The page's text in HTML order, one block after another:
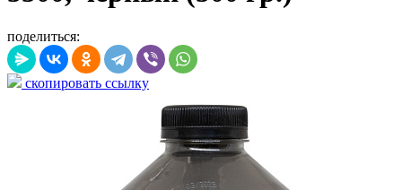
поделиться:
скопировать ссылку